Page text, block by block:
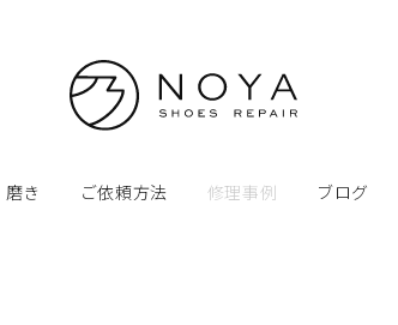
磨き ご依頼方法 修理事例 ブログ